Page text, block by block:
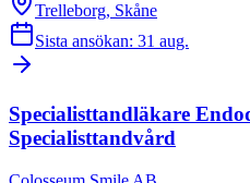
Trelleborg, Skåne
Sista ansökan: 31 aug.
Specialisttandläkare
Specialisttandvård